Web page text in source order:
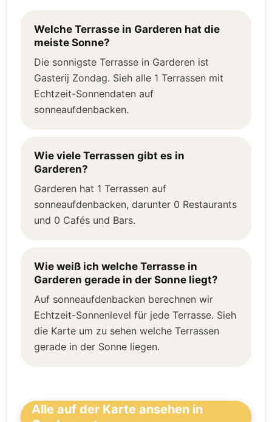
Welche Terrasse in Garderen hat die
meiste Sonne?
Die sonnigste Terrasse in Garderen ist
Gasterij Zondag. Sieh alle 1 Terrassen mit
Echtzeit-Sonnendaten auf
sonneaufdenbacken.
Wie viele Terrassen gibt es in
Garderen?
Garderen hat 1 Terrassen auf
sonneaufdenbacken, darunter 0 Restaurants
und 0 Cafés und Bars.
Wie weiß ich welche Terrasse in
Garderen gerade in der Sonne liegt?
Auf sonneaufdenbacken berechnen wir
Echtzeit-Sonnenlevel für jede Terrasse. Sieh
die Karte um zu sehen welche Terrassen
gerade in der Sonne liegen.
Alle auf der Karte ansehen in